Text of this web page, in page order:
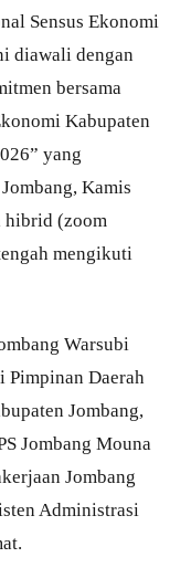
Sensus Ekonomi
diawali dengan
bersama
Kabupaten
yang
Kamis
hibrid (zoom
mengikuti
Warsubi
Pimpinan Daerah
Jombang,
Jombang Mouna
Jombang
Administrasi